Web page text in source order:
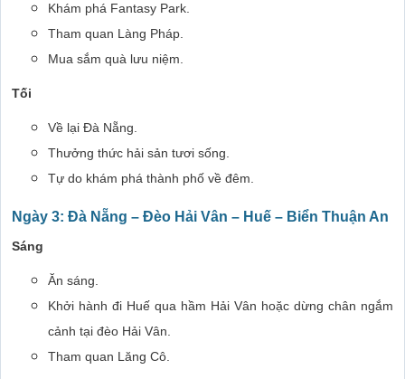
Khám phá Fantasy Park.
Tham quan Làng Pháp.
Mua sắm quà lưu niệm.
Tối
Về lại Đà Nẵng.
Thưởng thức hải sản tươi sống.
Tự do khám phá thành phố về đêm.
Ngày 3: Đà Nẵng – Đèo Hải Vân – Huế – Biển Thuận An
Sáng
Ăn sáng.
Khởi hành đi Huế qua hầm Hải Vân hoặc dừng chân ngắm
cảnh tại đèo Hải Vân.
Tham quan Lăng Cô.